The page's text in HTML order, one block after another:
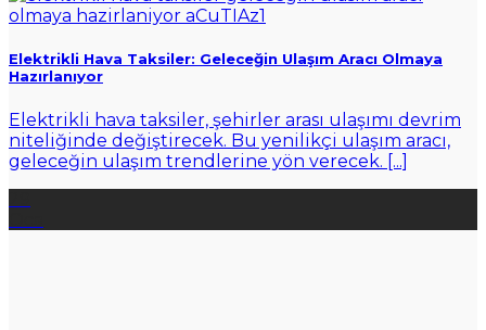
Elektrikli Hava Taksiler: Geleceğin Ulaşım Aracı Olmaya
Hazırlanıyor
Elektrikli hava taksiler, şehirler arası ulaşımı devrim
niteliğinde değiştirecek. Bu yenilikçi ulaşım aracı,
geleceğin ulaşım trendlerine yön verecek. [...]